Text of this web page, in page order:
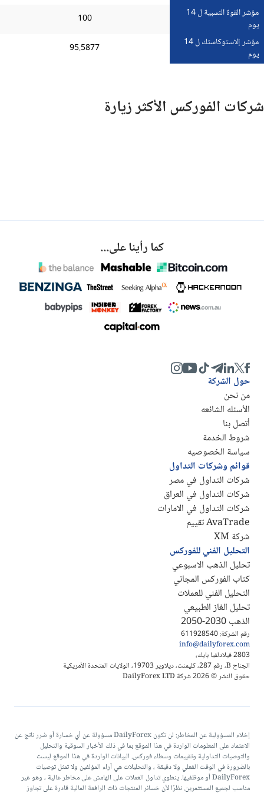
مؤشر القوة النسبية ل 14
يوم
100
مؤشر إلاستوكاستك ل 14
يوم
95.5877
شركات الفوركس الأكثر زيارة
كما رأينا على...
رقم الشركة: 611928540
info@dailyforex.com
2803 فيلادلفيا بايك،
الجناح B، رقم 287، كليمنت، ديلاوير 19703، الولايات المتحدة الأمريكية
حقوق النشر © 2026 شركة DailyForex LTD
حول الشركة
من نحن
الأسئله الشائعه
أتصل بنا
شروط الخدمة
سياسة الخصوصيه
قوائم وشركات التداول
شركات التداول في مصر
شركات التداول في العراق
شركات التداول في الامارات
AvaTrade تقييم
شركة XM
التحليل الفني للفوركس
تحليل الذهب الاسبوعي
كتاب الفوركس المجاني
التحليل الفني للعملات
تحليل الغاز الطبيعي
الذهب 2030-2050
إخلاء المسؤولية عن المخاطر: لن تكون DailyForex مسؤولة عن أي خسارة أو ضرر ناتج عن
الاعتماد على المعلومات الواردة في هذا الموقع بما في ذلك الأخبار السوقية والتحليل
والتوصيات التداولية وتقييمات وسطاء فوركس. البيانات الواردة في هذا الموقع ليست
بالضرورة في الوقت الفعلي ولا دقيقة ، والتحليلات هي آراء المؤلفين ولا تمثل توصيات
DailyForex أو موظفيها. ينطوي تداول العملات على الهامش على مخاطر عالية ، وهو غير
مناسب لجميع المستثمرين. نظرًا لأن خسائر المنتجات ذات الرافعة المالية قادرة على تجاوز